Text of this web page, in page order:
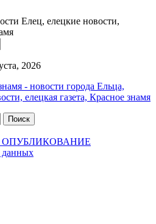
Елец, елецкие новости,
2026
- новости города Ельца,
елецкая газета, Красное знамя
данных